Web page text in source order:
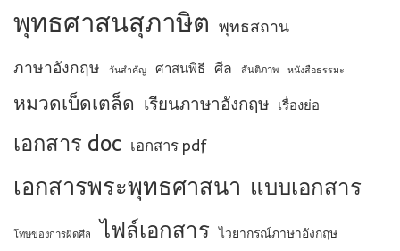
พุทธศาสนสุภาษิต พุทธสถาน
ภาษาอังกฤษ วันสำคัญ ศาสนพิธี ศีล สันติภาพ หนังสือธรรมะ
หมวดเบ็ดเตล็ด เรียนภาษาอังกฤษ เรื่องย่อ
เอกสาร doc เอกสาร pdf
เอกสารพระพุทธศาสนา แบบเอกสาร
โทษของการผิดศีล ไฟล์เอกสาร ไวยากรณ์ภาษาอังกฤษ